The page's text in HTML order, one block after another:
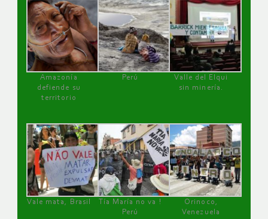
Amazonía
defiende su
territorio
Perú
Valle del Elqui
sin minería.
Vale mata, Brasil
Tía María no va !
Perú
Orinoco,
Venezuela